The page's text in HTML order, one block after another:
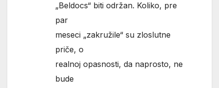
„Beldocs“ biti održan. Koliko, pre
par
meseci „zakružile“ su zloslutne
priče, o
realnoj opasnosti, da naprosto, ne
bude